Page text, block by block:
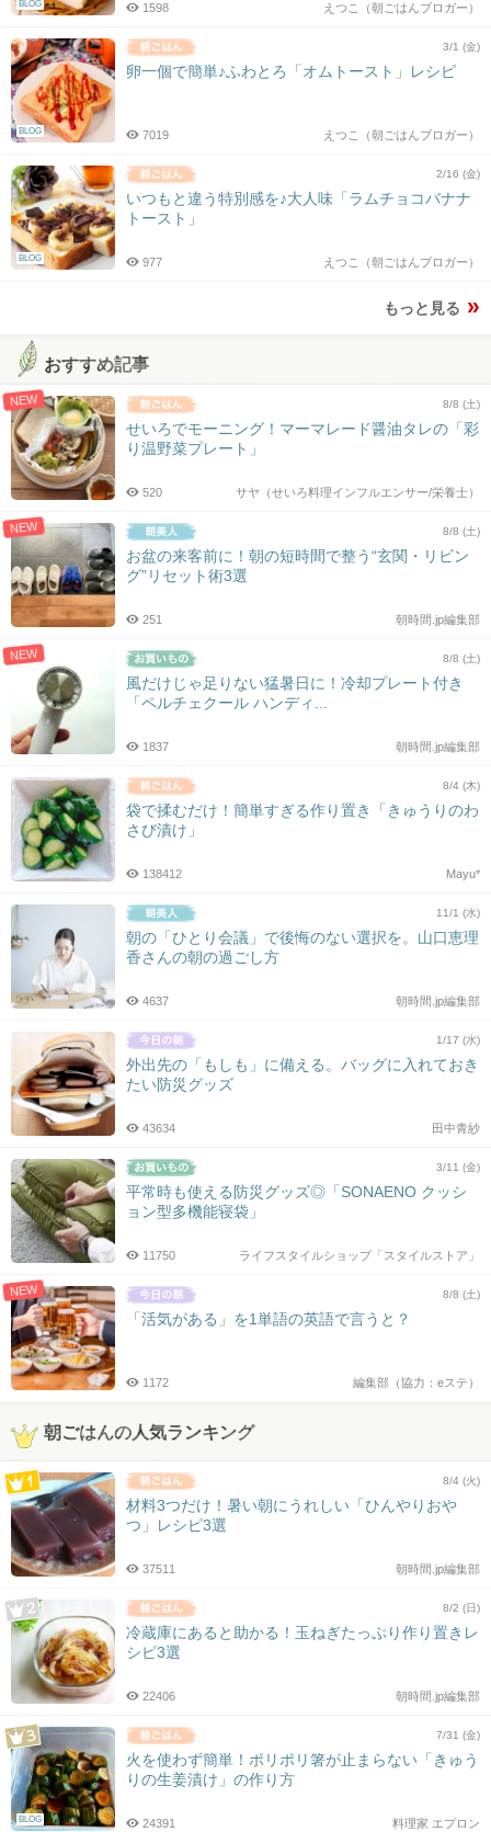
BLOG えつこ（朝ごはんブロガー）
1598
BLOG
3/1 (金)
卵一個で簡単♪ふわとろ「オムトースト」レシピ
えつこ（朝ごはんブロガー）
7019
BLOG
2/16 (金)
いつもと違う特別感を♪大人味「ラムチョコバナナ
トースト」
えつこ（朝ごはんブロガー）
977
もっと見る
おすすめ記事
NEW 8/8 (土)
せいろでモーニング！マーマレード醤油タレの「彩
り温野菜プレート」
サヤ（せいろ料理インフルエンサー/栄養士）
520
NEW 8/8 (土)
お盆の来客前に！朝の短時間で整う“玄関・リビン
グ”リセット術3選
朝時間.jp編集部
251
NEW 8/8 (土)
風だけじゃ足りない猛暑日に！冷却プレート付き
「ペルチェクール ハンディ...
朝時間.jp編集部
1837
8/4 (木)
袋で揉むだけ！簡単すぎる作り置き「きゅうりのわ
さび漬け」
Mayu*
138412
11/1 (水)
朝の「ひとり会議」で後悔のない選択を。山口恵理
香さんの朝の過ごし方
朝時間.jp編集部
4637
1/17 (水)
外出先の「もしも」に備える。バッグに入れておき
たい防災グッズ
田中青紗
43634
3/11 (金)
平常時も使える防災グッズ◎「SONAENO クッシ
ョン型多機能寝袋」
ライフスタイルショップ「スタイルストア」
11750
NEW 8/8 (土)
「活気がある」を1単語の英語で言うと？
編集部（協力：eステ）
1172
朝ごはんの人気ランキング
8/4 (火)
材料3つだけ！暑い朝にうれしい「ひんやりおや
つ」レシピ3選
朝時間.jp編集部
37511
8/2 (日)
冷蔵庫にあると助かる！玉ねぎたっぷり作り置きレ
シピ3選
朝時間.jp編集部
22406
BLOG
7/31 (金)
火を使わず簡単！ポリポリ箸が止まらない「きゅう
りの生姜漬け」の作り方
料理家 エプロン
24391